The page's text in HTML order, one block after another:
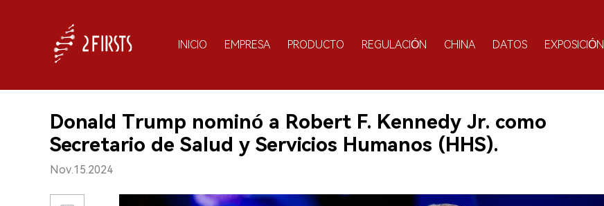
INICIO EMPRESA PRODUCTO REGULACIÓN CHINA DATOS EXPOSICIÓN
Donald Trump nominó a Robert F. Kennedy Jr. como
Secretario de Salud y Servicios Humanos (HHS).
Nov.15.2024